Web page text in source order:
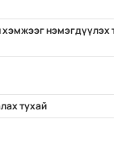
нэмэгдүүлэх
тухай